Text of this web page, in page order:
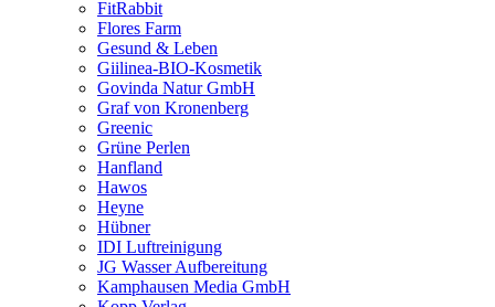
FitRabbit
Flores Farm
Gesund & Leben
Giilinea-BIO-Kosmetik
Govinda Natur GmbH
Graf von Kronenberg
Greenic
Grüne Perlen
Hanfland
Hawos
Heyne
Hübner
IDI Luftreinigung
JG Wasser Aufbereitung
Kamphausen Media GmbH